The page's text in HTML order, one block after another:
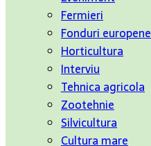
Fermieri
Fonduri europene
Horticultura
Interviu
Tehnica agricola
Zootehnie
Silvicultura
Cultura mare